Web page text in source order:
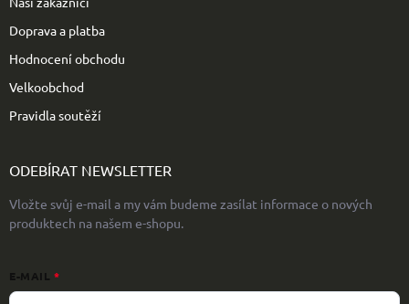
Doprava a platba
Hodnocení obchodu
Velkoobchod
Pravidla soutěží
ODEBÍRAT NEWSLETTER
Vložte svůj e-mail a my vám budeme zasílat informace o nových
produktech na našem e-shopu.
E-MAIL